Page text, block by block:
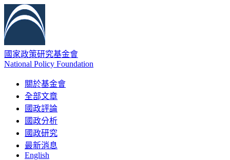
國家政策研究基金會
National Policy Foundation
關於基金會
全部文章
國政評論
國政分析
國政研究
最新消息
English